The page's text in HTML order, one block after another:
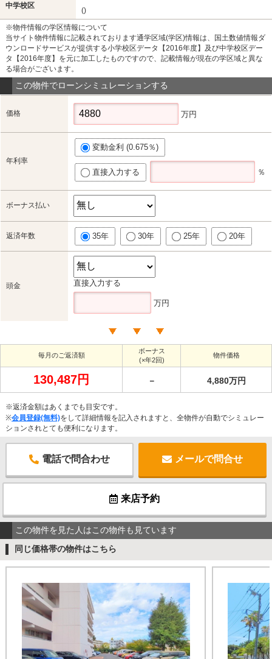
中学校区
()
※物件情報の学区情報について
当サイト物件情報に記載されております通学区域(学区)情報は、国土数値情報ダ
ウンロードサービスが提供する小学校区データ【2016年度】及び中学校区デー
タ【2016年度】を元に加工したものですので、記載情報が現在の学区域と異な
る場合がございます。
この物件でローンシミュレーションする
価格 万円
年利率
変動金利 (0.675％)
直接入力する ％
ボーナス払い
返済年数 35年 30年 25年 20年
頭金 直接入力する
万円
毎月のご返済額
ボーナス
(×年2回)
物件価格
130,487円 － 4,880万円
※返済金額はあくまでも目安です。
※会員登録(無料)をして詳細情報を記入されますと、全物件が自動でシミュレー
ションされとても便利になります。
電話で問合わせ メールで問合せ
来店予約
この物件を見た人はこの物件も見ています
同じ価格帯の物件はこちら